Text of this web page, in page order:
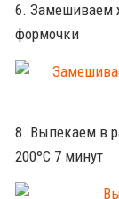
6. Замешиваем
формочки
8. Выпекаем в
200ºС 7 минут